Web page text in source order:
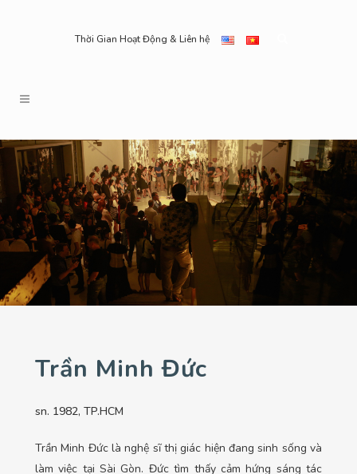
Thời Gian Hoạt Động & Liên hệ
Trần Minh Đức
sn. 1982, TP.HCM
Trần Minh Đức là nghệ sĩ thị giác hiện đang sinh sống và
làm việc tại Sài Gòn. Đức tìm thấy cảm hứng sáng tác